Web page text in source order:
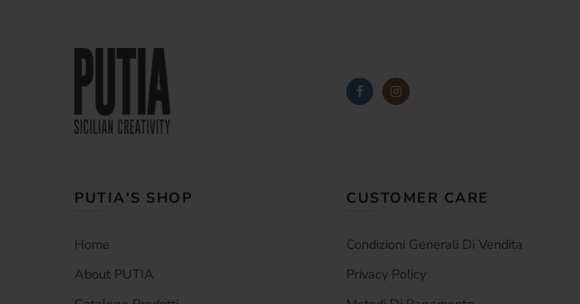
PUTIA'S SHOP
Home
About PUTIA
CUSTOMER CARE
Condizioni Generali Di Vendita
Privacy Policy